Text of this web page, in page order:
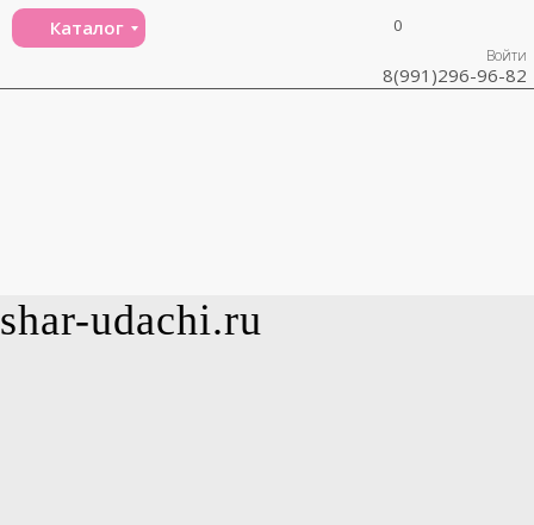
Каталог
Войти
0
8(991)296-96-82
shar-udachi.ru